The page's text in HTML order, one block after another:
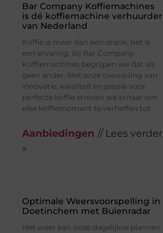
Bar Company Koffiemachines
is dé koffiemachine verhuurder
van Nederland
Koffie is meer dan een drank; het is
een ervaring. Bij Bar Company
Koffiemachines begrijpen we dat als
geen ander. Met onze toewijding aan
innovatie, kwaliteit en passie voor
perfecte koffie streven we ernaar om
elke koffiemoment te verheffen tot
Aanbiedingen // Lees verder
»
Optimale Weersvoorspelling in
Doetinchem met Buienradar
Het weer kan onze dagelijkse plannen